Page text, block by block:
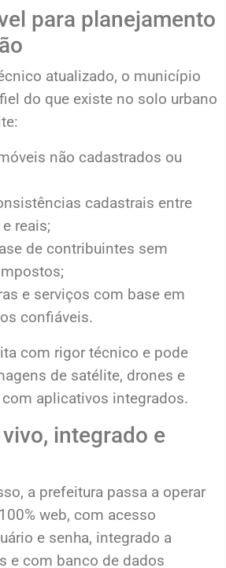
para planejamento
atualizado, o município
do que existe no solo urbano
não cadastrados ou
cadastrais entre
reais;
de contribuintes sem
e serviços com base em
confiáveis.
com rigor técnico e pode
de satélite, drones e
aplicativos integrados.
integrado e
a prefeitura passa a operar
web, com acesso
e senha, integrado a
e com banco de dados